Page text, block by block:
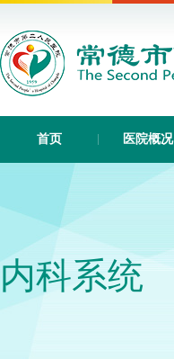
首页 医院概况
内科系统